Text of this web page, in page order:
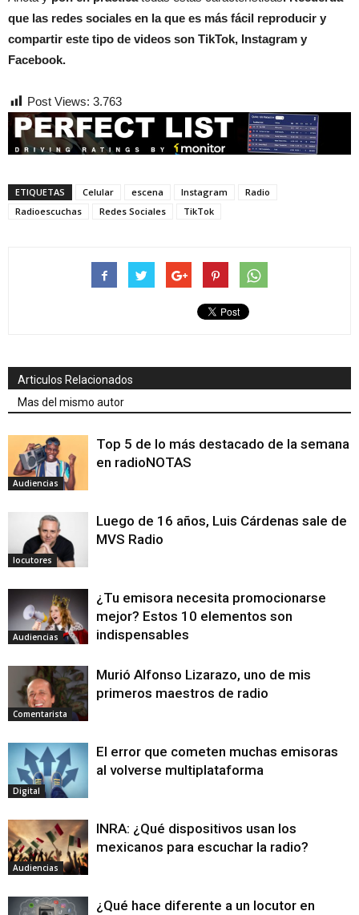
que las redes sociales en la que es más fácil reproducir y
compartir este tipo de videos son TikTok, Instagram y
Facebook.
Post Views: 3.763
ETIQUETAS Celular escena Instagram
Radio
Radioescuchas
Redes Sociales TikTok
Articulos Relacionados
Mas del mismo autor
Audiencias
Top 5 de lo más destacado de la semana
en radioNOTAS
locutores
Luego de 16 años, Luis Cárdenas sale de
MVS Radio
Audiencias
¿Tu emisora necesita promocionarse
mejor? Estos 10 elementos son
indispensables
Comentarista
Murió Alfonso Lizarazo, uno de mis
primeros maestros de radio
Digital
El error que cometen muchas emisoras
al volverse multiplataforma
Audiencias
INRA: ¿Qué dispositivos usan los
mexicanos para escuchar la radio?
¿Qué hace diferente a un locutor en